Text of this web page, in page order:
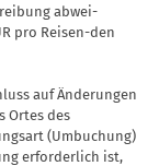
abwei­
pro Reisen-den
auf Änderungen
Ortes des
(Umbuchung)
erforderlich ist,